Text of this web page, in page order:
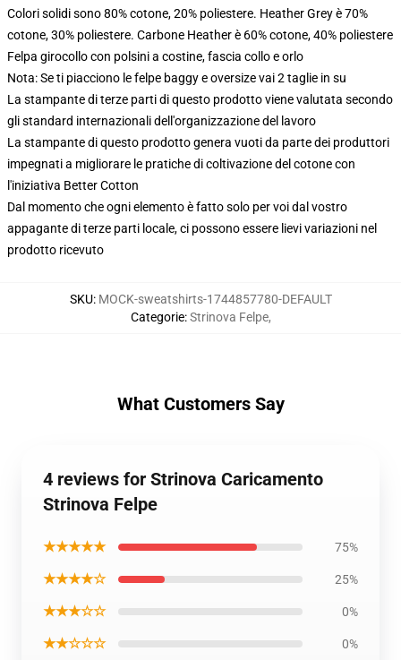
Colori solidi sono 80% cotone, 20% poliestere. Heather Grey è 70%
cotone, 30% poliestere. Carbone Heather è 60% cotone, 40% poliestere
Felpa girocollo con polsini a costine, fascia collo e orlo
Nota: Se ti piacciono le felpe baggy e oversize vai 2 taglie in su
La stampante di terze parti di questo prodotto viene valutata secondo
gli standard internazionali dell'organizzazione del lavoro
La stampante di questo prodotto genera vuoti da parte dei produttori
impegnati a migliorare le pratiche di coltivazione del cotone con
l'iniziativa Better Cotton
Dal momento che ogni elemento è fatto solo per voi dal vostro
appagante di terze parti locale, ci possono essere lievi variazioni nel
prodotto ricevuto
SKU: MOCK-sweatshirts-1744857780-DEFAULT
Categorie:Strinova Felpe,
What Customers Say
4 reviews for Strinova Caricamento
Strinova Felpe
★★★★★ 75%
★★★★☆ 25%
★★★☆☆ 0%
★★☆☆☆ 0%